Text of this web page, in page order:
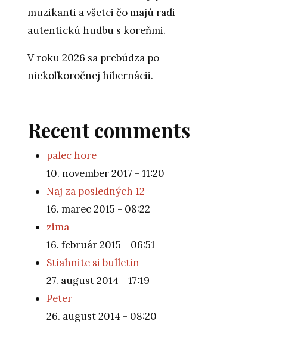
muzikanti a všetci čo majú radi
autentickú hudbu s koreňmi.
V roku 2026 sa prebúdza po
niekoľkoročnej hibernácii.
Recent comments
palec hore
10. november 2017 - 11:20
Naj za posledných 12
16. marec 2015 - 08:22
zima
16. február 2015 - 06:51
Stiahnite si bulletin
27. august 2014 - 17:19
Peter
26. august 2014 - 08:20